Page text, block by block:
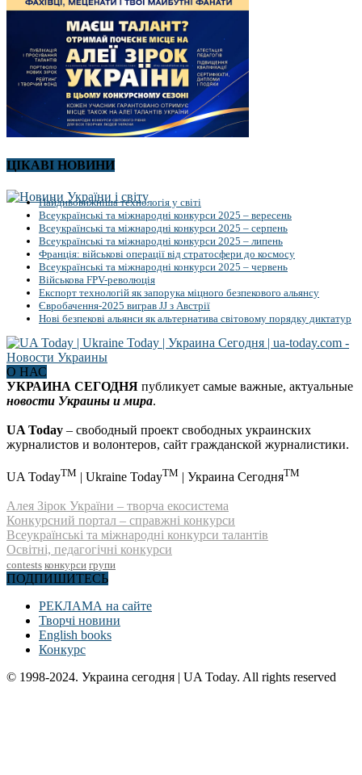
ЦІКАВІ НОВИНИ
Найдивовижніша технологія у світі
Всеукраїнські та міжнародні конкурси 2025 – вересень
Всеукраїнські та міжнародні конкурси 2025 – серпень
Всеукраїнські та міжнародні конкурси 2025 – липень
Франція: військові операції від стратосфери до космосу
Всеукраїнські та міжнародні конкурси 2025 – червень
Військова FPV-революція
Експорт технологій як запорука міцного безпекового альянсу
Євробачення-2025 виграв JJ з Австрії
Нові безпекові альянси як альтернатива світовому порядку диктатур
О НАС
УКРАИНА СЕГОДНЯ публикует самые важные, актуальные
новости Украины и мира.
UA Today – свободный проект свободных украинских
журналистов и волонтеров, сайт гражданской журналистики.
UA TodayTM | Ukraine TodayTM | Украина СегодняTM
Алея Зірок України – творча екосистема
Конкурсний портал – справжні конкурси
Всеукраїнські та міжнародні конкурси талантів
Освітні, педагогічні конкурси
contests конкурси групи
ПОДПИШИТЕСЬ
РЕКЛАМА на сайте
Творчі новини
English books
Конкурс
© 1998-2024. Украина сегодня | UA Today. All rights reserved